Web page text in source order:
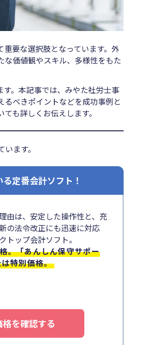
要な選択肢となっています。外
価値観やスキル、多様性をもた
。本記事では、みやた社労士事
べきポイントなどを成功事例と
も詳しくお伝えします。
ます。
定番会計ソフト！
由は、安定した操作性と、充
の法令改正にも迅速に対応
トップ会計ソフト。
。「あんしん保守サポー
特別価格。
を確認する